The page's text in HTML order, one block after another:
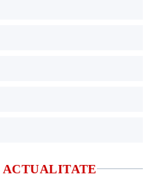
ACTUALITATE